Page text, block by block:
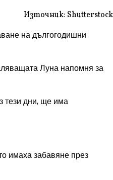
Източник: Shutterstock
на дългогодишни
Луна напомня за
тези дни, ще има
имаха забавяне през